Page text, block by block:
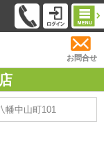
お問合せ
幡中山町101